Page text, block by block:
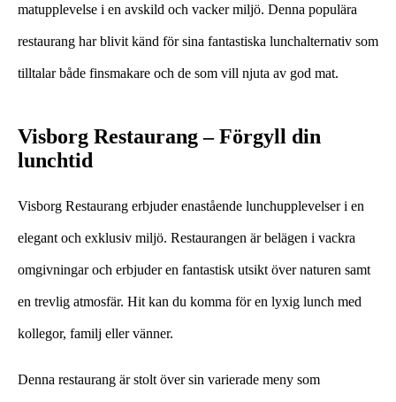
matupplevelse i en avskild och vacker miljö. Denna populära
restaurang har blivit känd för sina fantastiska lunchalternativ som
tilltalar både finsmakare och de som vill njuta av god mat.
Visborg Restaurang – Förgyll din
lunchtid
Visborg Restaurang erbjuder enastående lunchupplevelser i en
elegant och exklusiv miljö. Restaurangen är belägen i vackra
omgivningar och erbjuder en fantastisk utsikt över naturen samt
en trevlig atmosfär. Hit kan du komma för en lyxig lunch med
kollegor, familj eller vänner.
Denna restaurang är stolt över sin varierade meny som